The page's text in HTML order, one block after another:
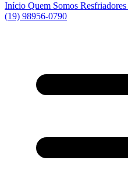
Início Quem Somos Resfriadores
(19) 98956-0790